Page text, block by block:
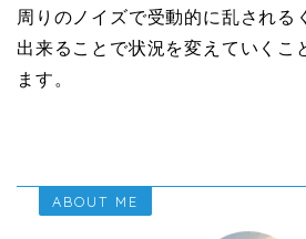
周りのノイズで受動的に乱される
出来ることで状況を変えていくこ
ます。
ABOUT ME